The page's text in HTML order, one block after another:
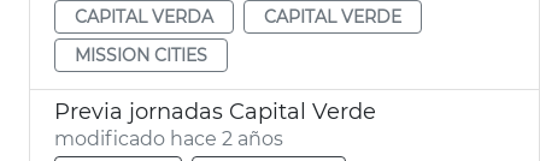
CAPITAL VERDA
CAPITAL VERDE
MISSION CITIES
Previa jornadas Capital Verde
modificado hace 2 años